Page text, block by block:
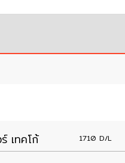
เทคโก้ 1710 D/L